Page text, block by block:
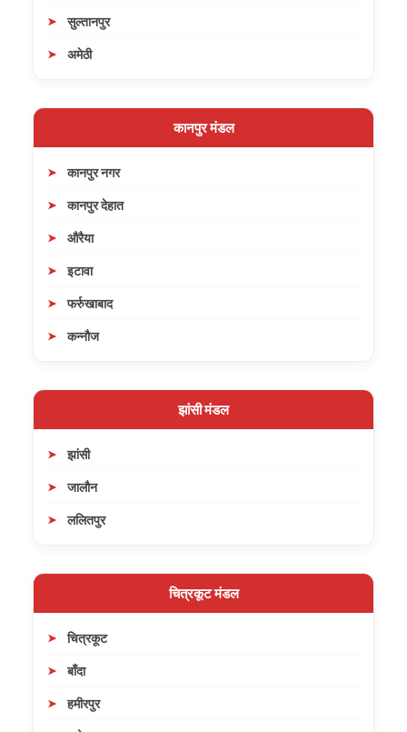
सुल्तानपुर
अमेठी
कानपुर मंडल
कानपुर नगर
कानपुर देहात
औरैया
इटावा
फर्रुखाबाद
कन्नौज
झांसी मंडल
झांसी
जालौन
ललितपुर
चित्रकूट मंडल
चित्रकूट
बाँदा
हमीरपुर